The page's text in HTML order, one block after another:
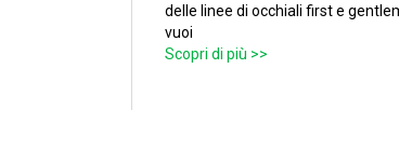
delle linee di occhiali first e
vuoi
Scopri di più >>